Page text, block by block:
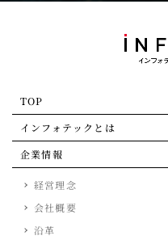
TOP
インフォテックとは
企業情報
経営理念
会社概要
沿革